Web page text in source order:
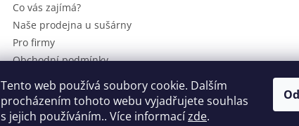
Tento web používá soubory cookie. Dalším
procházením tohoto webu vyjadřujete souhlas
s jejich používáním.. Více informacízde.
Co vás zajímá?
Naše prodejna u sušárny
Pro firmy
Obchodní podmínky
Podmínky ochrany
osobních údajů